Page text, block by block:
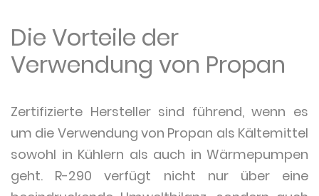
Die Vorteile der
Verwendung von Propan
Zertifizierte Hersteller sind führend, wenn es
um die Verwendung von Propan als Kältemittel
sowohl in Kühlern als auch in Wärmepumpen
geht. R-290 verfügt nicht nur über eine